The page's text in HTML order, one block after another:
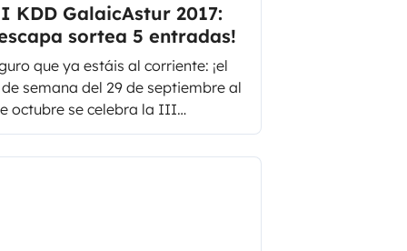
KDD GalaicAstur 2017:
sortea 5 entradas!
que ya estáis al corriente: ¡el
semana del 29 de septiembre al
octubre se celebra la III
Esta súper quedada
lugar en el Camping San